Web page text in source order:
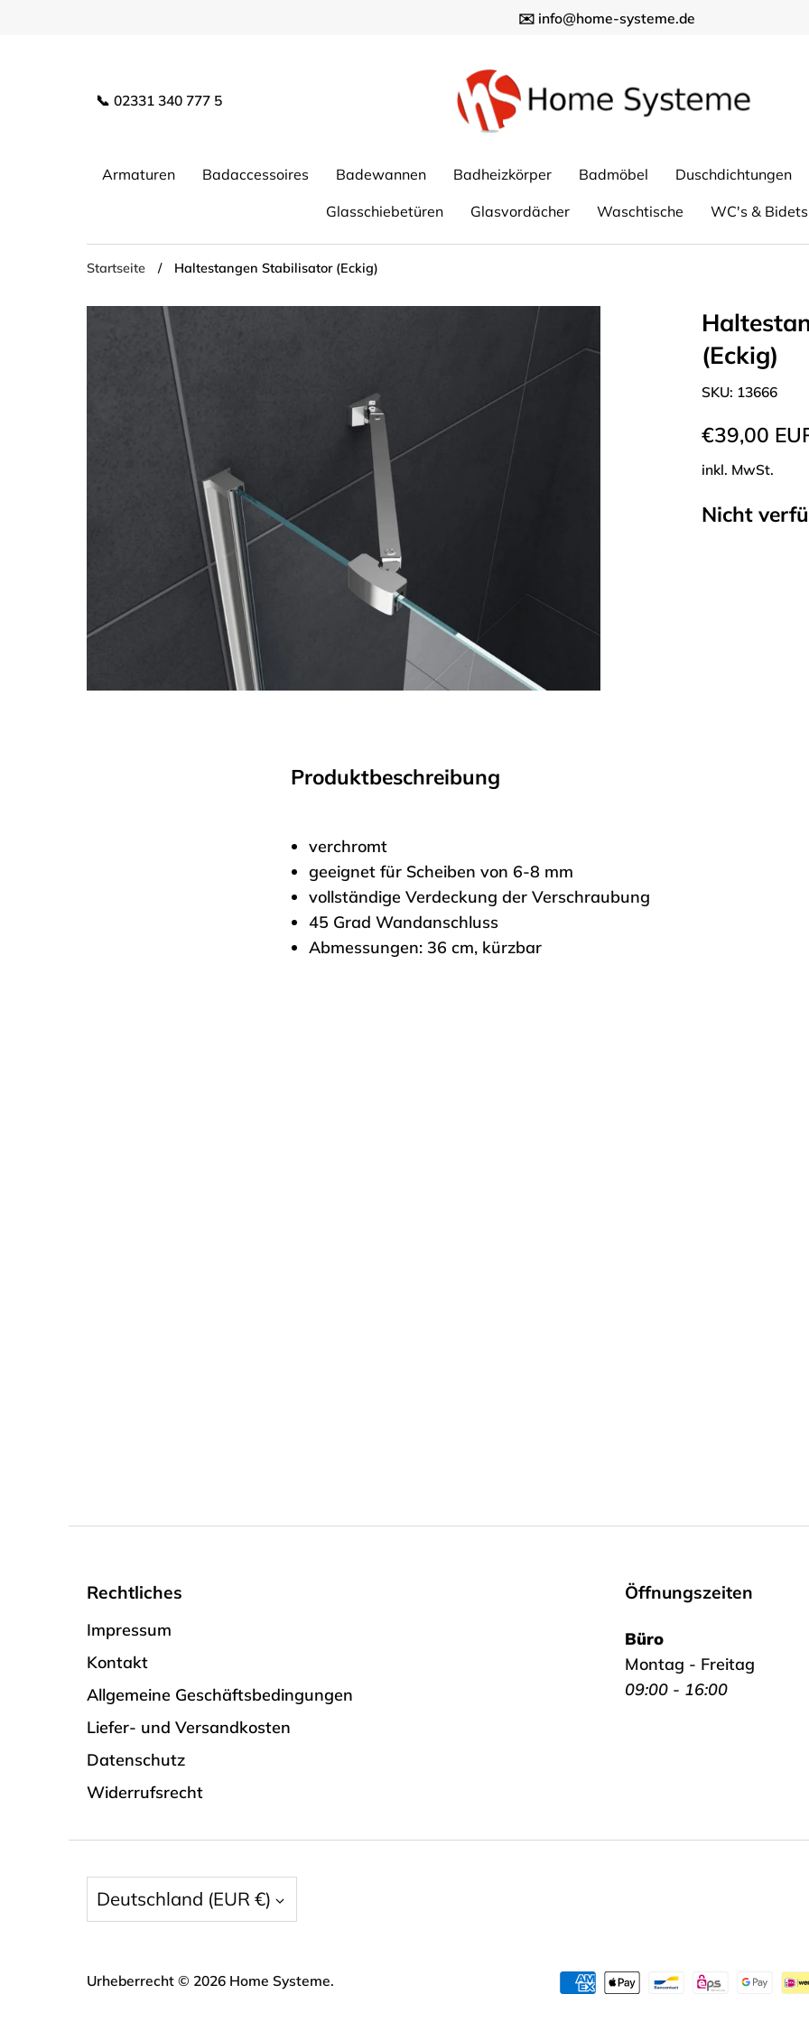
✉️ info@home-systeme.de
📞 02331 340 777 5
Armaturen Badaccessoires Badewannen Badheizkörper Badmöbel Duschdichtungen
Glasschiebetüren Glasvordächer Waschtische WC's & Bidets
Startseite / Haltestangen Stabilisator (Eckig)
(Eckig)
SKU: 13666
€39,00
inkl. MwSt.
Nicht
Produktbeschreibung
verchromt
geeignet für Scheiben von 6-8 mm
vollständige Verdeckung der Verschraubung
45 Grad Wandanschluss
Abmessungen: 36 cm, kürzbar
Rechtliches
Impressum
Kontakt
Allgemeine Geschäftsbedingungen
Liefer- und Versandkosten
Datenschutz
Widerrufsrecht
Öffnungszeiten
Büro
Montag - Freitag
09:00 - 16:00
Währung
Deutschland (EUR €)
Urheberrecht © 2026 Home Systeme.